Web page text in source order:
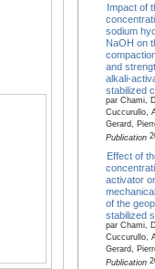
Impact of
sodium
NaOH on
and
alkali-
stabilized
par Chami,
Cuccurullo,
Gerard,
Publication
Effect of
activator
of the
stabilized
par Chami,
Cuccurullo,
Gerard,
Publication